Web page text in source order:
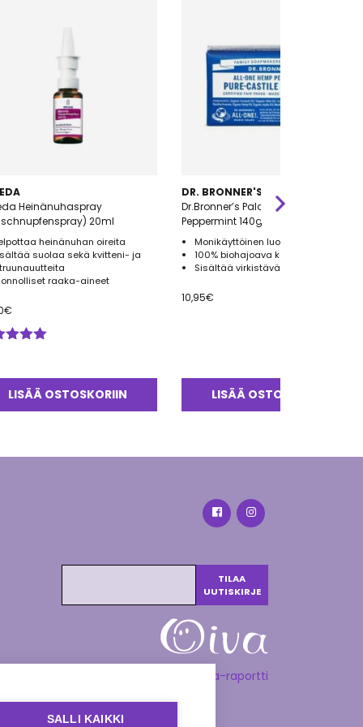
Heinänuhaspray
20ml
heinänuhan oireita
suolaa sekä kvitteni- ja
raaka-aineet
€
/ 5
LISÄÄ OSTOSKORIIN
DR. BRONNER'S
Dr.Bronner’s Palasaippua
Peppermint 140g
Monikäyttöinen luomu palasaippua
100% biohajoava kääre
Sisältää virkistävää piparminttua
10,95€
LISÄÄ OSTOSKORIIN
Katso Oiva-raportti
SALLI KAIKKI